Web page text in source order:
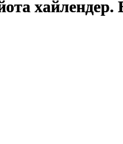
хайлендер.